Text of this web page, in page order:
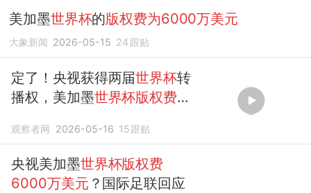
美加墨世界杯的版权费为6000万美元
大象新闻 2026-05-15 24 跟贴
定了！央视获得两届世界杯转
播权，美加墨世界杯版权费为
网友的支持
观察者网 2026-05-16 15跟贴
央视美加墨世界杯版权费
6000万美元 ？国际足联回应